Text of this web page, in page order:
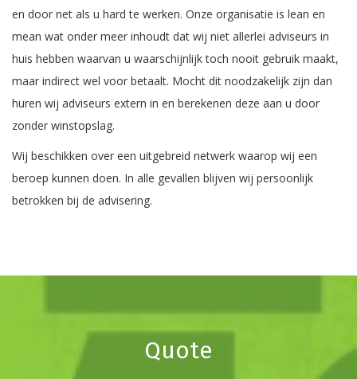
en door net als u hard te werken. Onze organisatie is lean en
mean wat onder meer inhoudt dat wij niet allerlei adviseurs in
huis hebben waarvan u waarschijnlijk toch nooit gebruik maakt,
maar indirect wel voor betaalt. Mocht dit noodzakelijk zijn dan
huren wij adviseurs extern in en berekenen deze aan u door
zonder winstopslag.
Wij beschikken over een uitgebreid netwerk waarop wij een
beroep kunnen doen. In alle gevallen blijven wij persoonlijk
betrokken bij de advisering.
Quote